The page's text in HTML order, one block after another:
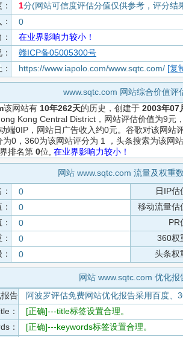
1分(网站可信度评估分值仅供参考，评分结
0
在业界影响力较小！
赣ICP备05005300号
https://www.iapolo.com/www.sqtc.com/ [复
www.sqtc.com 网站综合价值评
该网站有 10年262天的历史，创建于 2003年07
Kong Central District，网站评估价值为9元
端0IP，网站日广告收入约0元。谷歌对该网站
为0，360为该网站评分为 1 ，头条搜索为该网
排名第 0位, 在业界影响力较小！
网站 www.sqtc.com 流量及权重
0
日IP估
0
移动流量估
0
PR
0
360权
0 头条权
网站 www.sqtc.com 优化报
告
阿波罗评估免费网站优化报告采用百度、
：
[正确]---title标签设置合理。
：
[正确]---keywords标签设置合理。